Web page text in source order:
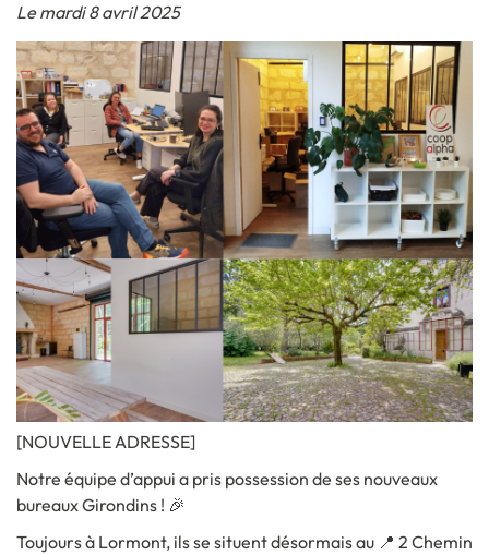
Le mardi 8 avril 2025
[NOUVELLE ADRESSE]
Notre équipe d’appui a pris possession de ses nouveaux
bureaux Girondins ! 🎉
Toujours à Lormont, ils se situent désormais au 📍 2 Chemin